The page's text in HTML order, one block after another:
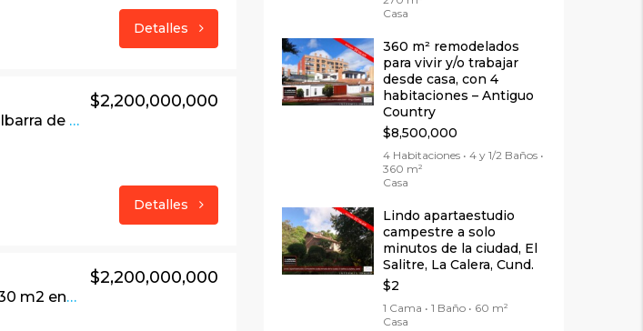
Detalles
Linda obra arquitectónica Rafael Ibarra de 354 m2 en Parque Residencial Teusacá, La Calera
$2,200,000,000
Detalles
Linda casa estilo americano de 530 m2 en conjunto Rincón de Teusacá, La Calera
$2,200,000,000
Casa
360 m² remodelados
para vivir y/o trabajar
desde casa, con 4
habitaciones – Antiguo
Country
$8,500,000
4 Habitaciones • 4 y 1/2 Baños •
360 m²
Casa
Lindo apartaestudio
campestre a solo
minutos de la ciudad, El
Salitre, La Calera, Cund.
$2
1 Cama • 1 Baño • 60 m²
Casa